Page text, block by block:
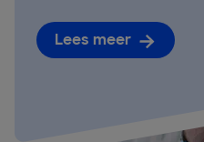
Lees meer